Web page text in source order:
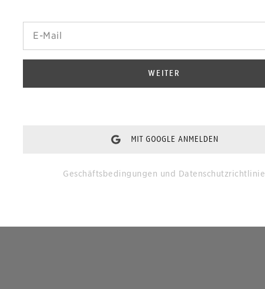
WEITER
MIT GOOGLE ANMELDEN
Geschäftsbedingungen und Datenschutzrichtlinie